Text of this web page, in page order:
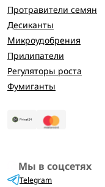
Протравители семян
Десиканты
Микроудобрения
Прилипатели
Регуляторы роста
Фумиганты
Мы в соцсетях
Telegram